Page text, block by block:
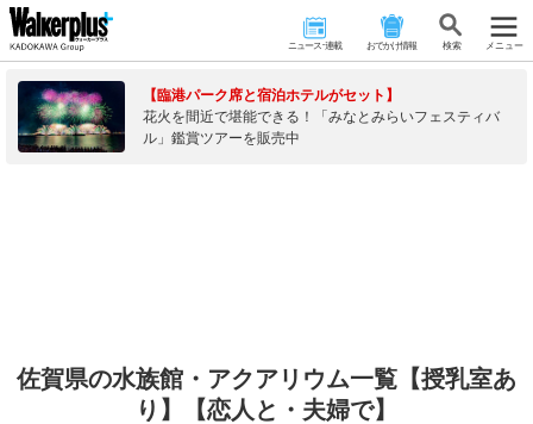
ニュース･連載 おでかけ情報 検 索 メニュー
【臨港パーク席と宿泊ホテルがセット】
花火を間近で堪能できる！「みなとみらいフェスティバ
ル」鑑賞ツアーを販売中
佐賀県の水族館・アクアリウム一覧【授乳室あ
り】【恋人と・夫婦で】